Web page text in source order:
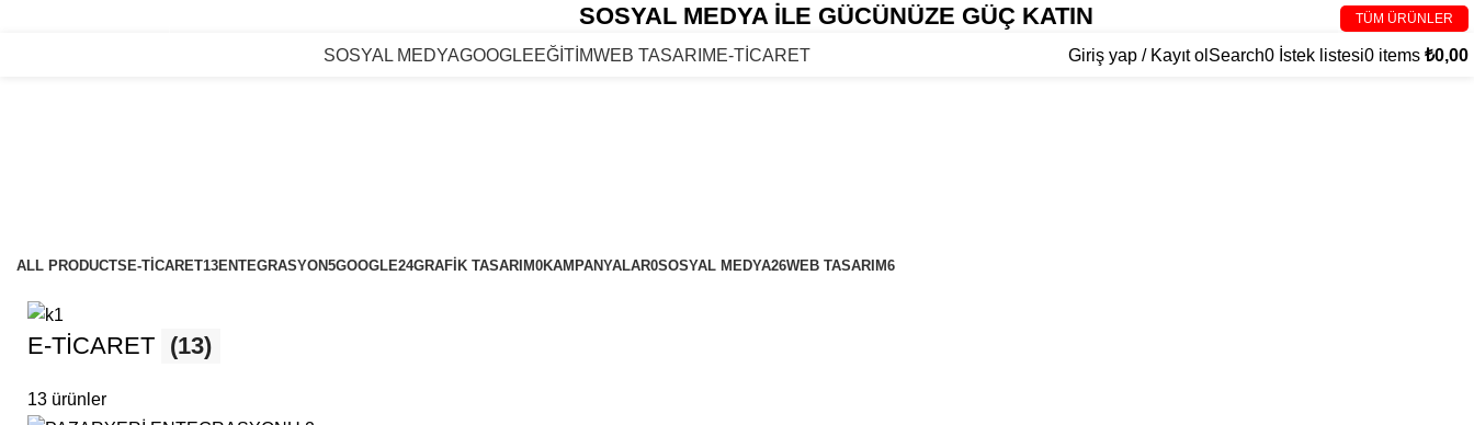
SOSYAL MEDYA İLE GÜCÜNÜZE GÜÇ KATIN TÜM ÜRÜNLER
SOSYAL MEDYAGOOGLEEĞİTİMWEB TASARIM E-TİCARET Giriş yap / Kayıt ol Search0 İstek listesi0 items ₺0,00
ALL PRODUCTS E-TİCARET13ENTEGRASYON5GOOGLE24GRAFİK TASARIM0KAMPANYALAR0SOSYAL MEDYA26WEB TASARIM6
E-TİCARET (13)
13 ürünler